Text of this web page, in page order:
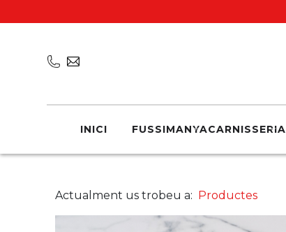
INICI FUSSIMANYACARNISSERIA
Actualment us trobeu a: Productes